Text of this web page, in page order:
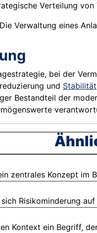
Verteilung
Die Verwaltung eines
bei der
und Stabilität
Bestandteil der
zentrales Konzept im
Risikominderung
Kontext ein Begriff,